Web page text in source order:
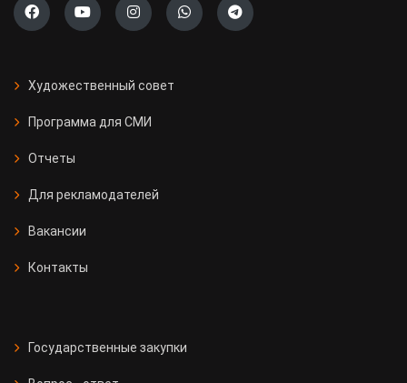
Художественный совет
Программа для СМИ
Отчеты
Для рекламодателей
Вакансии
Контакты
Государственные закупки